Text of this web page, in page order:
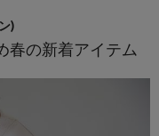
)
春の新着アイテム